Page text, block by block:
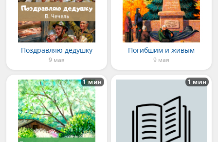
Поздравляю дедушку
9 мая
Погибшим и живым
9 мая
1 мин 1 мин